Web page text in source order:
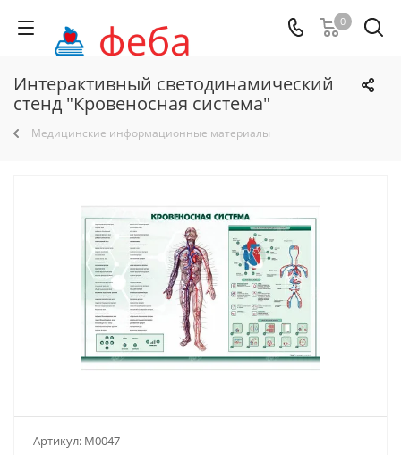
0
Интерактивный светодинамический
стенд "Кровеносная система"
Медицинские информационные материалы
Артикул: М0047